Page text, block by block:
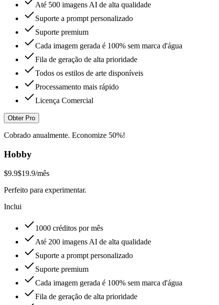
Até 500 imagens AI de alta qualidade
Suporte a prompt personalizado
Suporte premium
Cada imagem gerada é 100% sem marca d'água
Fila de geração de alta prioridade
Todos os estilos de arte disponíveis
Processamento mais rápido
Licença Comercial
Obter Pro
Cobrado anualmente. Economize 50%!
Hobby
$9.9$19.9/mês
Perfeito para experimentar.
Inclui
1000 créditos por mês
Até 200 imagens AI de alta qualidade
Suporte a prompt personalizado
Suporte premium
Cada imagem gerada é 100% sem marca d'água
Fila de geração de alta prioridade